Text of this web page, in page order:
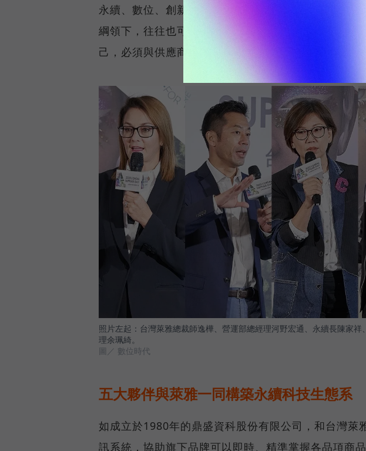
永續、數位、創新面向不時提供台灣萊雅更嶄新且全
綱領下，往往也可以在專案執行時展現有創意融合在
己，必須與供應商夥伴們一起攜手努力，讓台灣的成
照片左起：台灣萊雅總裁師逸樺、營運部總經理河野宏通、永續長陳家
理余珮綺。
圖／ 數位時代
五大夥伴與萊雅一同構築永續科技生態系
如成立於1980年的鼎盛資科股份有限公司，和台灣萊
訊系統，協助旗下品牌可以即時、精準掌握各品項商